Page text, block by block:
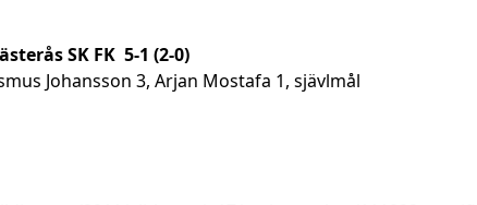
SK FK 5-1 (2-0)
Johansson 3, Arjan Mostafa 1, sjävlmål